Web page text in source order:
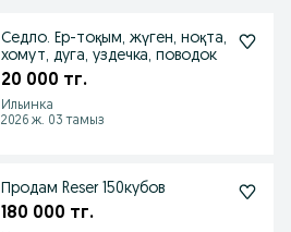
Седло. Ер-тоқым, жүген, ноқта,
хомут, дуга, уздечка, поводок
20 000 тг.
Ильинка
2026 ж. 03 тамыз
Продам Reser 150кубов
180 000 тг.